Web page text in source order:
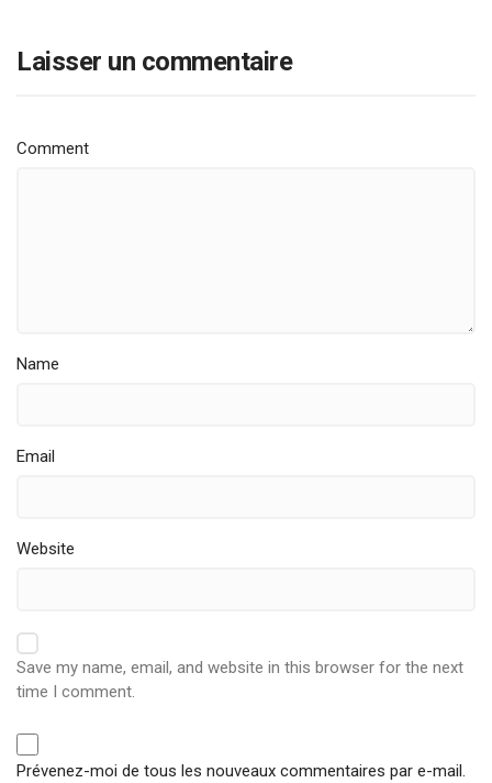
Laisser un commentaire
Comment
Name
Email
Website
Save my name, email, and website in this browser for the next
time I comment.
Prévenez-moi de tous les nouveaux commentaires par e-mail.